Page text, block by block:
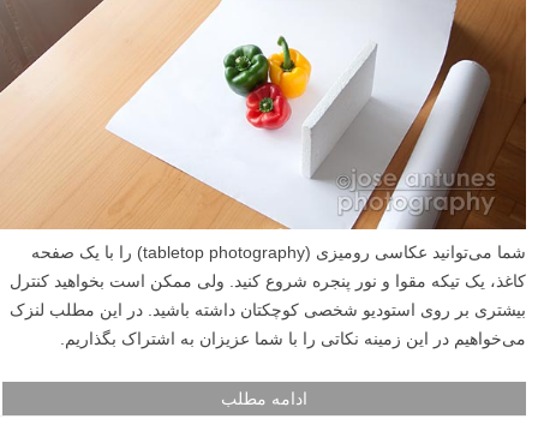
شما می‌توانید عکاسی رومیزی (tabletop photography) را با یک صفحه
کاغذ، یک تیکه مقوا و نور پنجره شروع کنید. ولی ممکن است بخواهید کنترل
بیشتری بر روی استودیو شخصی کوچکتان داشته باشید. در این مطلب لنزک
می‌خواهیم در این زمینه نکاتی را با شما عزیزان به اشتراک بگذاریم.
ادامه مطلب